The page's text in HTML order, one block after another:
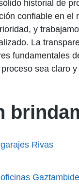
historial de
confiable en el
y
La
fundamentales
sea claro
Rivas
Gaztambide